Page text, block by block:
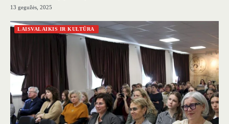
13 gegužės, 2025
LAISVALAIKIS IR KULTŪRA